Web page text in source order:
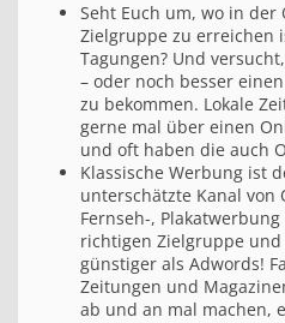
Seht Euch um, wo in der
Zielgruppe zu erreichen
Tagungen? Und
– oder noch besser
zu bekommen. Lokale
gerne mal über einen
und oft haben die auch
Klassische Werbung ist
unterschätzte Kanal von
Fernseh-,
richtigen Zielgruppe
günstiger als Adwords!
Zeitungen und
ab und an mal machen,